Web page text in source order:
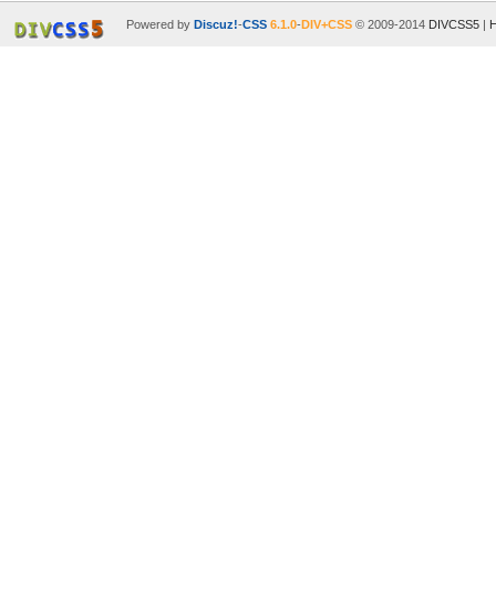
Powered by Discuz!-CSS 6.1.0-DIV+CSS© 2009-2014 DIVCSS5|